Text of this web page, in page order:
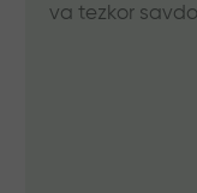
va tezkor